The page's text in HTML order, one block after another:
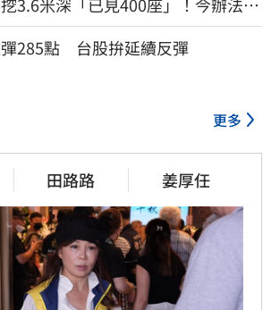
285點 台股拚延續反彈
更多
田路路 姜厚任